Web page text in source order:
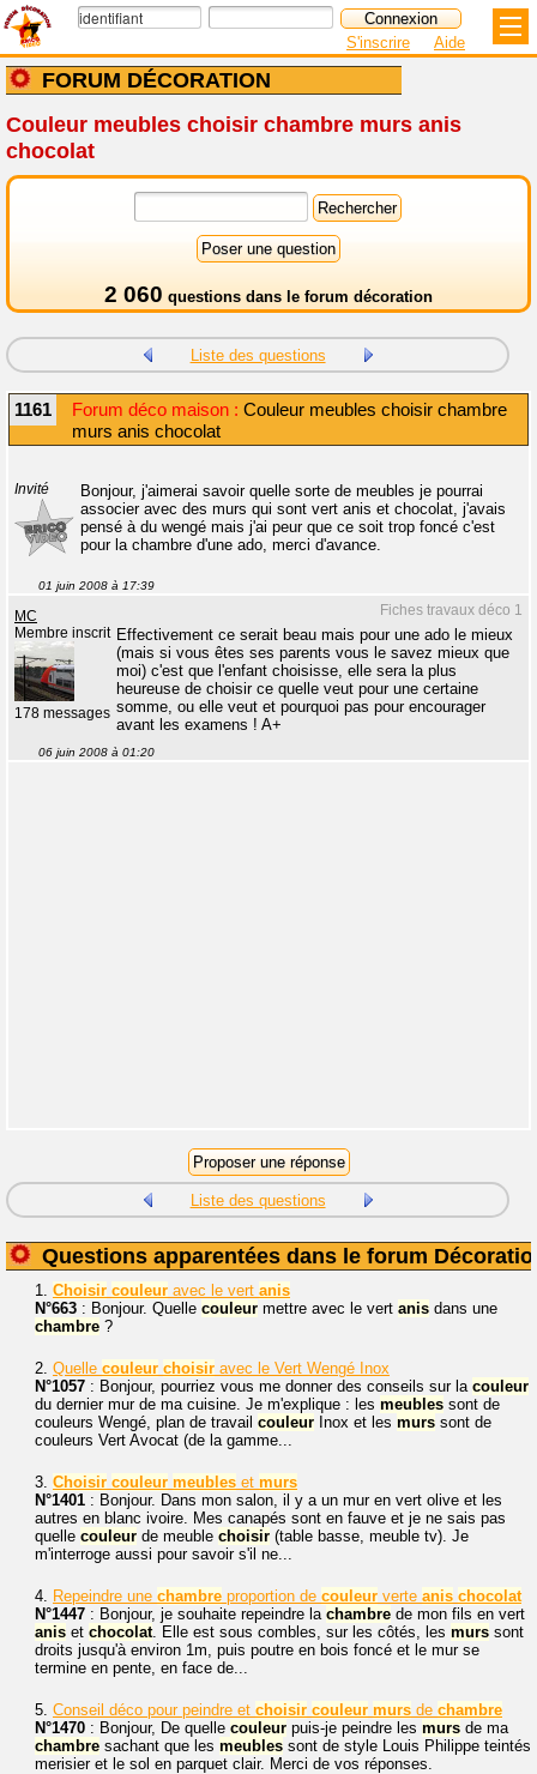
FORUM DÉCORATION
S'inscrire Aide
Couleur meubles choisir chambre murs anis
chocolat
2 060 questions dans le forum décoration
Liste des questions
1161 Forum déco maison : Couleur meubles choisir chambre
murs anis chocolat
Invité
Bonjour, j'aimerai savoir quelle sorte de meubles je pourrai
associer avec des murs qui sont vert anis et chocolat, j'avais
pensé à du wengé mais j'ai peur que ce soit trop foncé c'est
pour la chambre d'une ado, merci d'avance.
01 juin 2008 à 17:39
Fiches travaux déco 1
MC
Membre inscrit
178 messages
Effectivement ce serait beau mais pour une ado le mieux
(mais si vous êtes ses parents vous le savez mieux que
moi) c'est que l'enfant choisisse, elle sera la plus
heureuse de choisir ce quelle veut pour une certaine
somme, ou elle veut et pourquoi pas pour encourager
avant les examens ! A+
06 juin 2008 à 01:20
Liste des questions
Questions apparentées dans le forum
1. Choisir couleur avec le vert anis
N°663 : Bonjour. Quelle couleur mettre avec le vert anis dans une
chambre ?
2. Quelle couleur choisir avec le Vert Wengé Inox
N°1057 : Bonjour, pourriez vous me donner des conseils sur la couleur
du dernier mur de ma cuisine. Je m'explique : les meubles sont de
couleurs Wengé, plan de travail couleur Inox et les murs sont de
couleurs Vert Avocat (de la gamme...
3. Choisir couleur meubles et murs
N°1401 : Bonjour. Dans mon salon, il y a un mur en vert olive et les
autres en blanc ivoire. Mes canapés sont en fauve et je ne sais pas
quelle couleur de meuble choisir (table basse, meuble tv). Je
m'interroge aussi pour savoir s'il ne...
4. Repeindre une chambre proportion de couleur verte anis chocolat
N°1447 : Bonjour, je souhaite repeindre la chambre de mon fils en vert
anis et chocolat. Elle est sous combles, sur les côtés, les murs sont
droits jusqu'à environ 1m, puis poutre en bois foncé et le mur se
termine en pente, en face de...
5. Conseil déco pour peindre et choisir couleur murs de chambre
N°1470 : Bonjour, De quelle couleur puis-je peindre les murs de ma
chambre sachant que les meubles sont de style Louis Philippe teintés
merisier et le sol en parquet clair. Merci de vos réponses.